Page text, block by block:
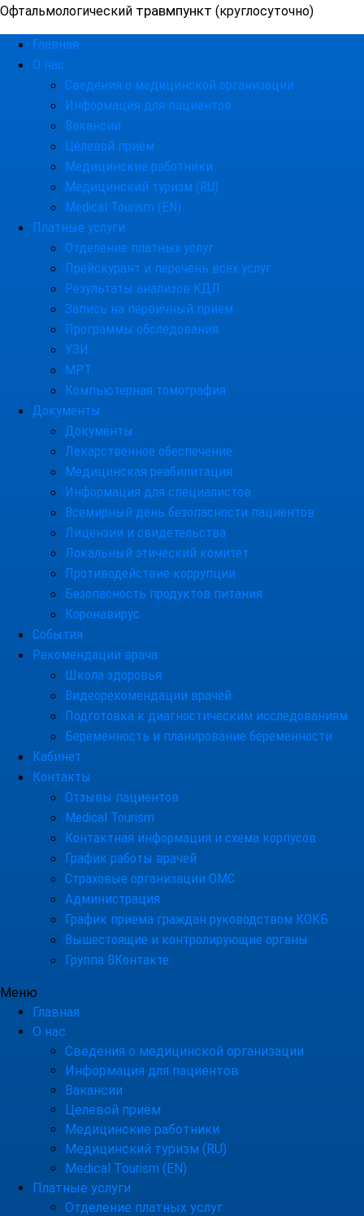
Офтальмологический травмпункт (круглосуточно)
Главная
О нас
Сведения о медицинской организации
Информация для пациентов
Вакансии
Целевой приём
Медицинские работники
Медицинский туризм (RU)
Medical Tourism (EN)
Платные услуги
Отделение платных услуг
Прейскурант и перечень всех услуг
Результаты анализов КДЛ
Запись на первичный прием
Программы обследования
УЗИ
МРТ
Компьютерная томография
Документы
Документы
Лекарственное обеспечение
Медицинская реабилитация
Информация для специалистов
Всемирный день безопасности пациентов
Лицензии и свидетельства
Локальный этический комитет
Противодействие коррупции
Безопасность продуктов питания
Коронавирус
События
Рекомендации врача
Школа здоровья
Видеорекомендации врачей
Подготовка к диагностическим исследованиям
Беременность и планирование беременности
Кабинет
Контакты
Отзывы пациентов
Medical Tourism
Контактная информация и схема корпусов
График работы врачей
Страховые организации ОМС
Администрация
График приема граждан руководством КОКБ
Вышестоящие и контролирующие органы
Группа ВКонтакте
Меню
Главная
О нас
Сведения о медицинской организации
Информация для пациентов
Вакансии
Целевой приём
Медицинские работники
Медицинский туризм (RU)
Medical Tourism (EN)
Платные услуги
Отделение платных услуг